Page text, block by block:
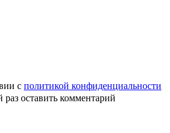
с политикой конфиденциальности
оставить комментарий